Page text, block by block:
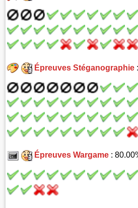
Épreuves Stéganographie
Épreuves Wargame: